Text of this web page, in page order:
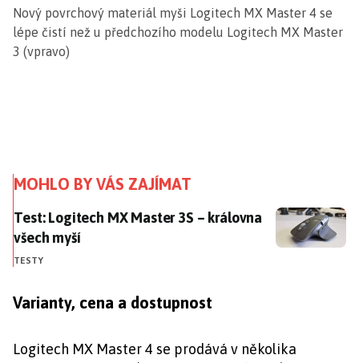
Nový povrchový materiál myši Logitech MX Master 4 se
lépe čistí než u předchozího modelu Logitech MX Master
3 (vpravo)
MOHLO BY VÁS ZAJÍMAT
Test: Logitech MX Master 3S – královna všech myší
Test: Logitech MX Master 3S – královna
všech myší
TESTY
Varianty, cena a dostupnost
Logitech MX Master 4 se prodává v několika